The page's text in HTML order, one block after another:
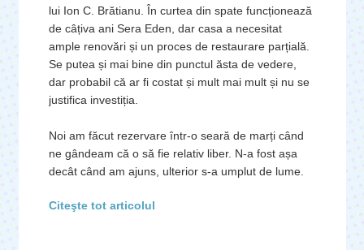
lui Ion C. Brătianu. În curtea din spate funcționează
de câțiva ani Sera Eden, dar casa a necesitat
ample renovări și un proces de restaurare parțială.
Se putea și mai bine din punctul ăsta de vedere,
dar probabil că ar fi costat și mult mai mult și nu se
justifica investiția.
Noi am făcut rezervare într-o seară de marți când
ne gândeam că o să fie relativ liber. N-a fost așa
decât când am ajuns, ulterior s-a umplut de lume.
Citeşte tot articolul